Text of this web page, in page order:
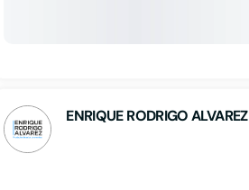
ENRIQUE RODRIGO ALVAREZ